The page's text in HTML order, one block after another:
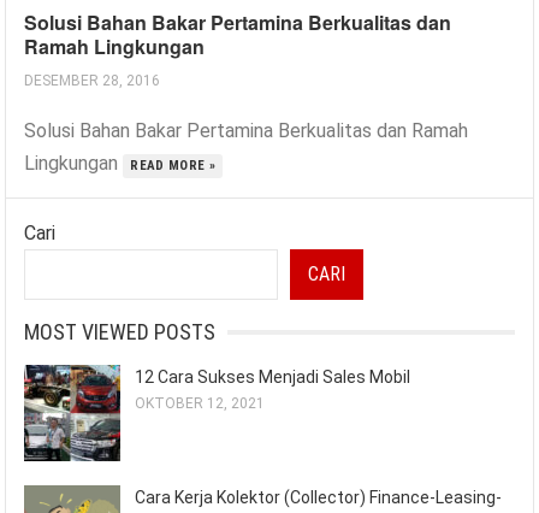
Solusi Bahan Bakar Pertamina Berkualitas dan
Ramah Lingkungan
DESEMBER 28, 2016
Solusi Bahan Bakar Pertamina Berkualitas dan Ramah
Lingkungan
READ MORE »
Cari
CARI
MOST VIEWED POSTS
12 Cara Sukses Menjadi Sales Mobil
OKTOBER 12, 2021
Cara Kerja Kolektor (Collector) Finance-Leasing-